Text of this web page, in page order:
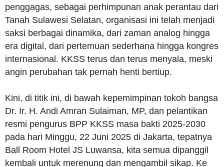
penggagas, sebagai perhimpunan anak perantau dari
Tanah Sulawesi Selatan, organisasi ini telah menjadi
saksi berbagai dinamika, dari zaman analog hingga
era digital, dari pertemuan sederhana hingga kongres
internasional. KKSS terus dan terus menyala, meski
angin perubahan tak pernah henti bertiup.
Kini, di titik ini, di bawah kepemimpinan tokoh bangsa
Dr. Ir. H. Andi Amran Sulaiman, MP, dan pelantikan
resmi pengurus BPP KKSS masa bakti 2025-2030
pada hari Minggu, 22 Juni 2025 di Jakarta, tepatnya
Ball Room Hotel JS Luwansa, kita semua dipanggil
kembali untuk merenung dan mengambil sikap. Ke